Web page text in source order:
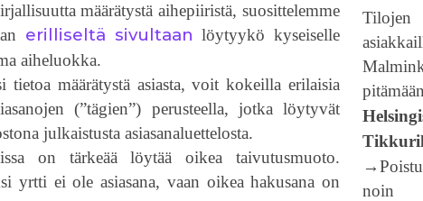
määrätystä aihepiiristä, suosittelemme
erilliseltä sivultaan löytyykö kyseiselle
aiheluokka.
tietoa määrätystä asiasta, voit kokeilla erilaisia
(”tägien”) perusteella, jotka löytyvät
julkaistusta asiasanaluettelosta.
on tärkeää löytää oikea taivutusmuoto.
yrtti ei ole asiasana, vaan oikea hakusana on
Tilojen